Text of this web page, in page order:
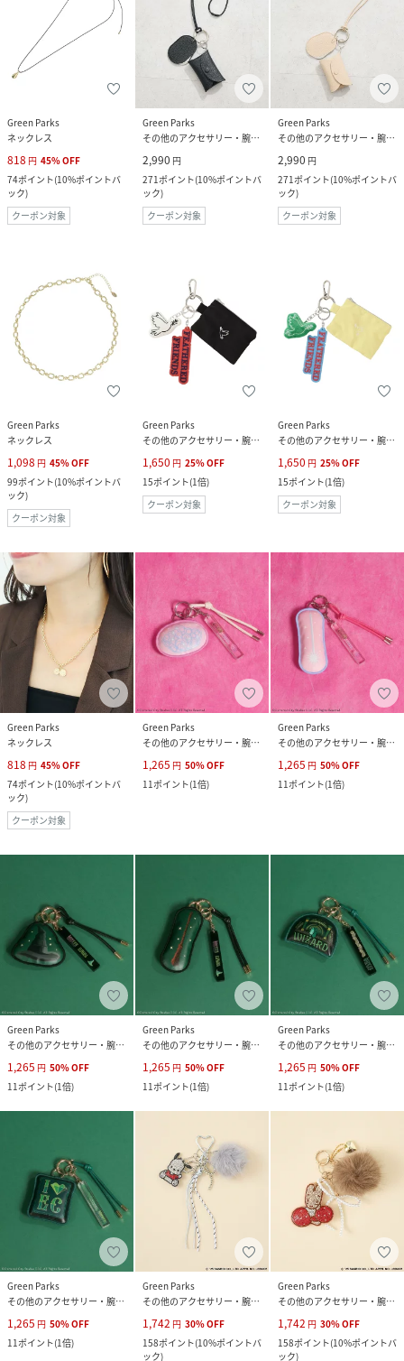
Green Parks
ネックレス
818 円 45%OFF
74ポイント(10%ポイントバ
ック)
クーポン対象
Green Parks
その他のアクセサリー・腕時計
2,990 円
271ポイント(10%ポイントバ
ック)
クーポン対象
Green Parks
その他のアクセサリー・腕時計
2,990 円
271ポイント(10%ポイントバ
ック)
クーポン対象
Green Parks
ネックレス
1,098 円 45%OFF
99ポイント(10%ポイントバ
ック)
クーポン対象
Green Parks
その他のアクセサリー・腕時計
1,650 円 25%OFF
15ポイント(1倍)
クーポン対象
Green Parks
その他のアクセサリー・腕時計
1,650 円 25%OFF
15ポイント(1倍)
クーポン対象
Green Parks
ネックレス
818 円 45%OFF
74ポイント(10%ポイントバ
ック)
クーポン対象
Green Parks
その他のアクセサリー・腕時計
1,265 円 50%OFF
11ポイント(1倍)
Green Parks
その他のアクセサリー・腕時計
1,265 円 50%OFF
11ポイント(1倍)
Green Parks
その他のアクセサリー・腕時計
1,265 円 50%OFF
11ポイント(1倍)
Green Parks
その他のアクセサリー・腕時計
1,265 円 50%OFF
11ポイント(1倍)
Green Parks
その他のアクセサリー・腕時計
1,265 円 50%OFF
11ポイント(1倍)
Green Parks
その他のアクセサリー・腕時計
1,265 円 50%OFF
11ポイント(1倍)
Green Parks
その他のアクセサリー・腕時計
1,742 円 30%OFF
158ポイント(10%ポイントバ
ック)
Green Parks
その他のアクセサリー・腕時計
1,742 円 30%OFF
158ポイント(10%ポイントバ
ック)